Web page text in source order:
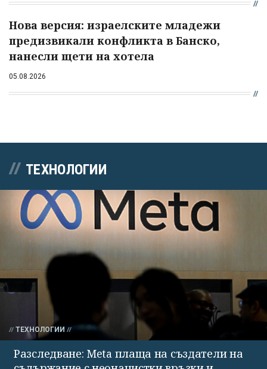
Нова версия: израелските младежи
предизвикали конфликта в Банско,
нанесли щети на хотела
05.08.2026
ТЕХНОЛОГИИ
ТЕХНОЛОГИИ
Разследване: Meta плаща на създатели на